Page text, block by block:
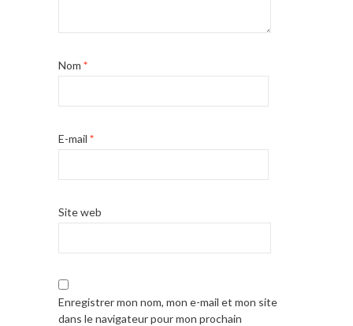
Nom *
E-mail *
Site web
Enregistrer mon nom, mon e-mail et mon site
dans le navigateur pour mon prochain